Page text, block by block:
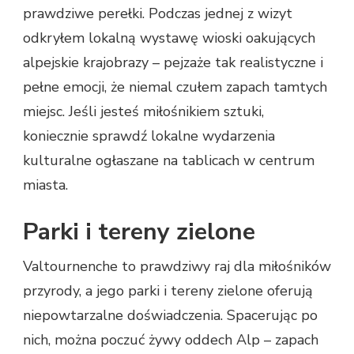
prawdziwe perełki. Podczas jednej z wizyt
odkryłem lokalną wystawę wioski oakujących
alpejskie krajobrazy – pejzaże tak realistyczne i
pełne emocji, że niemal czułem zapach tamtych
miejsc. Jeśli jesteś miłośnikiem sztuki,
koniecznie sprawdź lokalne wydarzenia
kulturalne ogłaszane na tablicach w centrum
miasta.
Parki i tereny zielone
Valtournenche to prawdziwy raj dla miłośników
przyrody, a jego parki i tereny zielone oferują
niepowtarzalne doświadczenia. Spacerując po
nich, można poczuć żywy oddech Alp – zapach